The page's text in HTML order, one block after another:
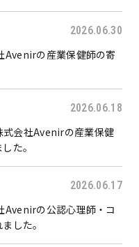
2026.06.30
Avenirの産業保健師の寄
2026.06.18
式会社Avenirの産業保健
た。
2026.06.17
Avenirの公認心理師・コ
した。